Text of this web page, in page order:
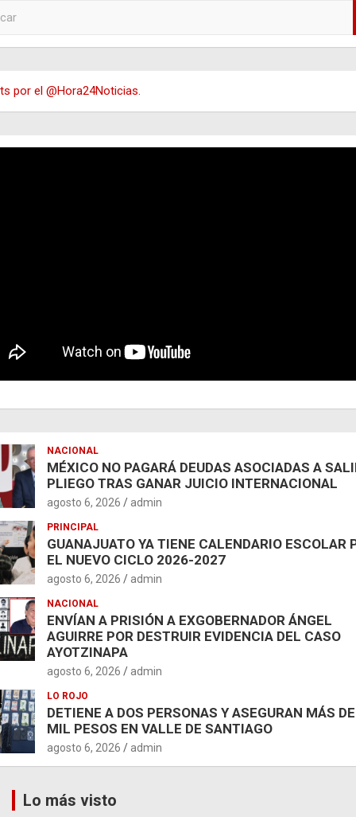
por el @Hora24Noticias.
NACIONAL
MÉXICO NO PAGARÁ DEUDAS ASOCIADAS A
PLIEGO TRAS GANAR JUICIO INTERNACIONAL
agosto 6, 2026 admin
PRINCIPAL
GUANAJUATO YA TIENE CALENDARIO ESCOLAR
EL NUEVO CICLO 2026-2027
agosto 6, 2026 admin
NACIONAL
ENVÍAN A PRISIÓN A EXGOBERNADOR ÁNGEL
AGUIRRE POR DESTRUIR EVIDENCIA DEL CASO
AYOTZINAPA
agosto 6, 2026 admin
LO ROJO
DETIENE A DOS PERSONAS Y ASEGURAN MÁS
MIL PESOS EN VALLE DE SANTIAGO
agosto 6, 2026 admin
Lo más visto